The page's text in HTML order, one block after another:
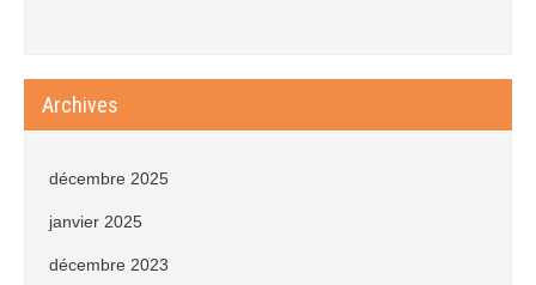
Archives
décembre 2025
janvier 2025
décembre 2023